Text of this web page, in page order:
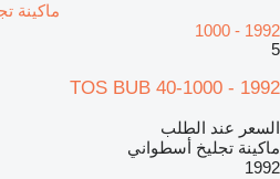
1000 - 1992
5
TOS BUB 40-1000 - 1992
السعر عند الطلب
ماكينة تجليخ أسطواني
1992